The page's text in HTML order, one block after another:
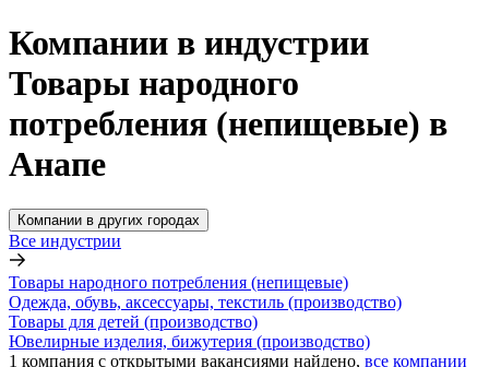
Компании в индустрии
Товары народного
потребления (непищевые) в
Анапе
Компании в других городах
Все индустрии
Товары народного потребления (непищевые)
Одежда, обувь, аксессуары, текстиль (производство)
Товары для детей (производство)
Ювелирные изделия, бижутерия (производство)
1 компания с открытыми вакансиями найдено, все компании